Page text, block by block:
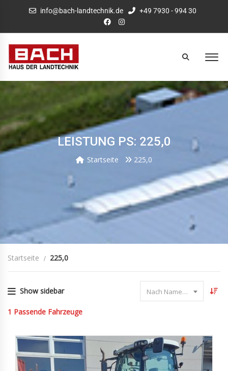
info@bach-landtechnik.de +49 7930 - 994 30
LEISTUNG PS: 225,0
Startseite 225,0
Startseite 225,0
Show sidebar Nach Name sortieren
1 Passende Fahrzeuge